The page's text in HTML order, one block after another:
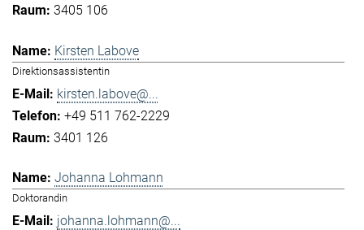
3405 106
Kirsten Labove
Direktionsassistentin
kirsten.labove@...
+49 511 762-2229
3401 126
Johanna Lohmann
Doktorandin
johanna.lohmann@...